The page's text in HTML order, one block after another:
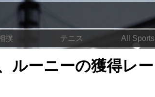
撲 テニス All Sports
ルーニーの獲得レー